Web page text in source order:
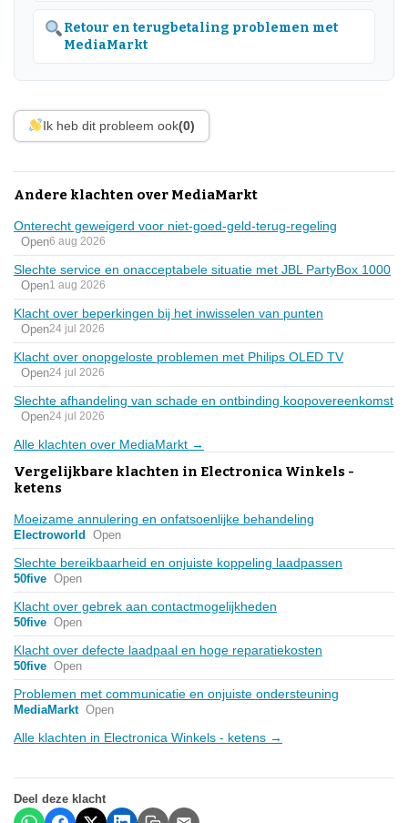
Retour en terugbetaling problemen met
MediaMarkt
Ik heb dit probleem ook(0)
Andere klachten over MediaMarkt
Onterecht geweigerd voor niet-goed-geld-terug-regeling
Open6 aug 2026
Slechte service en onacceptabele situatie met JBL PartyBox 1000
Open1 aug 2026
Klacht over beperkingen bij het inwisselen van punten
Open24 jul 2026
Klacht over onopgeloste problemen met Philips OLED TV
Open24 jul 2026
Slechte afhandeling van schade en ontbinding koopovereenkomst
Open24 jul 2026
Alle klachten over MediaMarkt →
Vergelijkbare klachten in Electronica Winkels -
ketens
Moeizame annulering en onfatsoenlijke behandeling
Electroworld Open
Slechte bereikbaarheid en onjuiste koppeling laadpassen
50five Open
Klacht over gebrek aan contactmogelijkheden
50five Open
Klacht over defecte laadpaal en hoge reparatiekosten
50five Open
Problemen met communicatie en onjuiste ondersteuning
MediaMarkt Open
Alle klachten in Electronica Winkels - ketens →
Deel deze klacht